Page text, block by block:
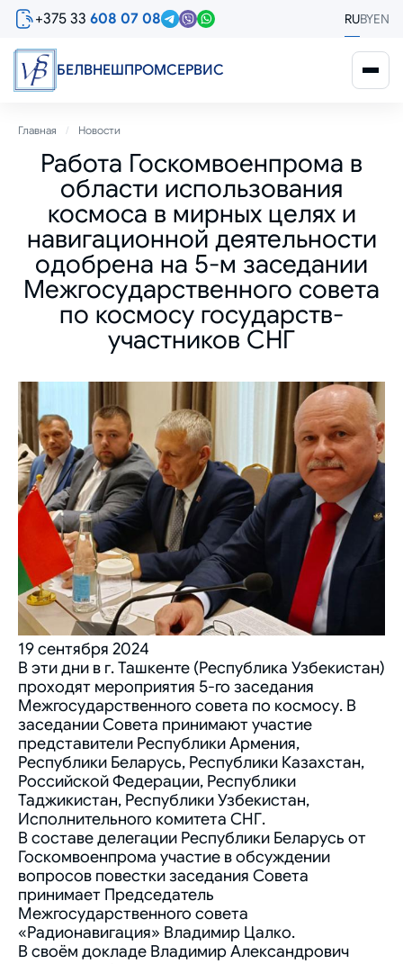
Перейти
содержанию
+375 33 608 07 08 RUBYEN
БЕЛВНЕШПРОМСЕРВИС
Строка
навигации
Главная Новости
Работа Госкомвоенпрома в
области использования
космоса в мирных целях и
навигационной деятельности
одобрена на 5-м заседании
Межгосударственного совета
по космосу государств-
участников СНГ
19 сентября 2024
В эти дни в г. Ташкенте (Республика Узбекистан)
проходят мероприятия 5-го заседания
Межгосударственного совета по космосу. В
заседании Совета принимают участие
представители Республики Армения,
Республики Беларусь, Республики Казахстан,
Российской Федерации, Республики
Таджикистан, Республики Узбекистан,
Исполнительного комитета СНГ.
В составе делегации Республики Беларусь от
Госкомвоенпрома участие в обсуждении
вопросов повестки заседания Совета
принимает Председатель
Межгосударственного совета
«Радионавигация» Владимир Цалко.
В своём докладе Владимир Александрович